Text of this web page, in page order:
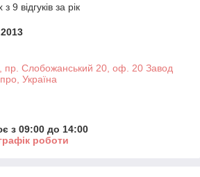
9 відгуків за рік
пр. Слобожанський 20, оф. 20 Завод
Україна
з 09:00 до 14:00
роботи